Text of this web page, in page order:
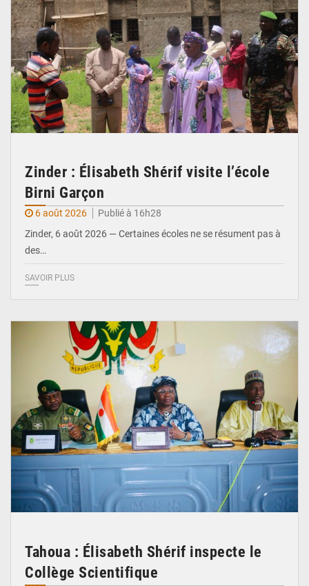
Zinder : Élisabeth Shérif visite l’école
Birni Garçon
6 août 2026
Publié à 16h28
Zinder, 6 août 2026 — Certaines écoles ne se résument pas à
des…
SAVOIR PLUS
Tahoua : Élisabeth Shérif inspecte le
Collège Scientifique